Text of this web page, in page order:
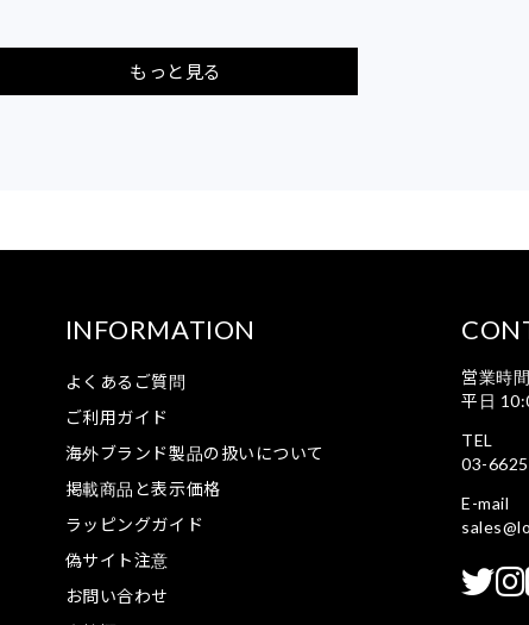
もっと見る
INFORMATION
よくあるご質問
ご利用ガイド
海外ブランド製品の扱いについて
掲載商品と表示価格
ラッピングガイド
偽サイト注意
お問い合わせ
営業時間
平日
TEL
03-
E-mail